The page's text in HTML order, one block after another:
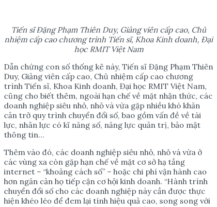
Tiến sĩ Đặng Phạm Thiên Duy, Giảng viên cấp cao, Chủ
nhiệm cấp cao chương trình Tiến sĩ, Khoa Kinh doanh, Đại
học RMIT Việt Nam
Dẫn chứng con số thống kê này, Tiến sĩ Đặng Phạm Thiên
Duy, Giảng viên cấp cao, Chủ nhiệm cấp cao chương
trình Tiến sĩ, Khoa Kinh doanh, Đại học RMIT Việt Nam,
cũng cho biết thêm, ngoài hạn chế về mặt nhận thức, các
doanh nghiệp siêu nhỏ, nhỏ và vừa gặp nhiều khó khăn
cản trở quy trình chuyển đổi số, bao gồm vấn đề về tài
lực, nhân lực có kĩ năng số, năng lực quản trị, bảo mật
thông tin…
Thêm vào đó, các doanh nghiệp siêu nhỏ, nhỏ và vừa ở
các vùng xa còn gặp hạn chế về mặt cơ sở hạ tầng
internet – “khoảng cách số” – hoặc chi phí vận hành cao
hơn ngăn cản họ tiếp cận cơ hội kinh doanh. “Hành trình
chuyển đổi số cho các doanh nghiệp này cần được thực
hiện khéo léo để đem lại tính hiệu quả cao, song song với